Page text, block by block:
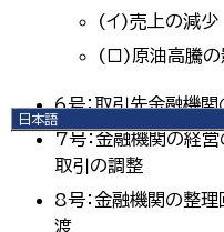
日本語
日本語
English
简体中文
繁體中文
(イ)売上の減少
(ロ)原油高騰の
6号：取引先金融機関
7号：金融機関の経
取引の調整
8号：金融機関の整
渡